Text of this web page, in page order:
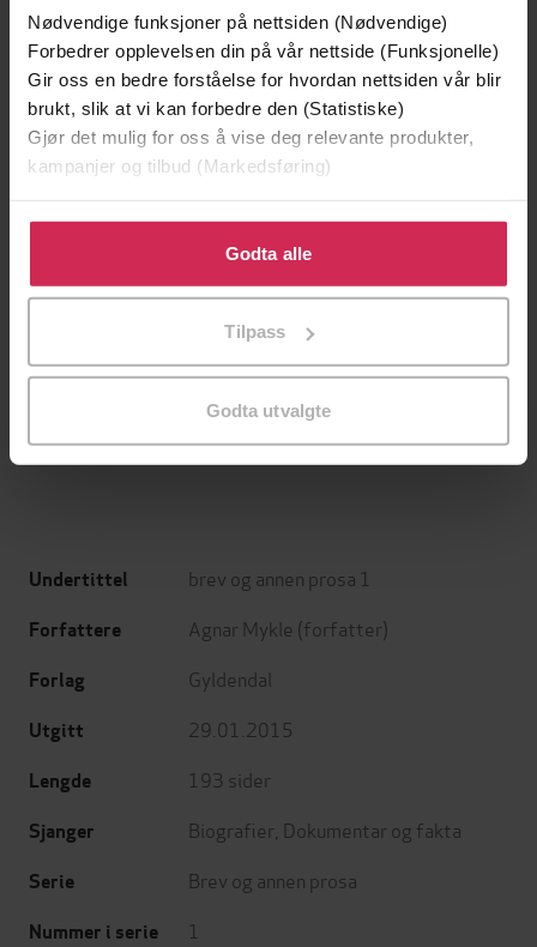
Nødvendige funksjoner på nettsiden (Nødvendige)
Forbedrer opplevelsen din på vår nettside (Funksjonelle)
Gir oss en bedre forståelse for hvordan nettsiden vår blir
brukt, slik at vi kan forbedre den (Statistiske)
Gjør det mulig for oss å vise deg relevante produkter,
kampanjer og tilbud (Markedsføring)
Klikk på «Godta alle» for å gi oss ditt samtykke til å
bruke cookies for alle disse formålene. Du kan også
tilpasse ditt samtykke til spesifikke formål ved å klikke
Godta alle
Tilpass
Godta utvalgte
Vinner av Rivertonprisen
199,-
EBOK
Vi anbefaler
329,-
EBOK
Undertittel brev og annen prosa 1
Forfattere Agnar Mykle (forfatter)
Forlag Gyldendal
Utgitt 29.01.2015
Lengde 193 sider
Sjanger Biografier Dokumentar og fakta
Serie Brev og annen prosa
Nummer i serie 1